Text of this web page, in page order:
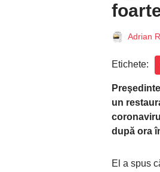
Adrian
Etichete:
un
după ora
El a spus